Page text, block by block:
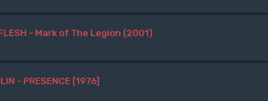
FLESH - Mark of The Legion (2001)
- PRESENCE [1976]